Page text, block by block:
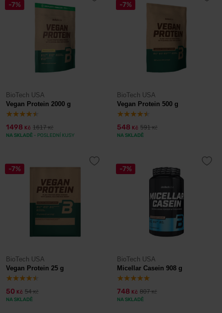
-7%
BioTech USA
Vegan Protein 2000 g
1498 Kč 1617Kč
NA SKLADĚ - POSLEDNÍ KUSY
-7%
BioTech USA
Vegan Protein 500 g
548 Kč 591Kč
NA SKLADĚ
-7%
BioTech USA
Vegan Protein 25 g
50 Kč 54Kč
NA SKLADĚ
-7%
BioTech USA
Micellar Casein 908 g
748 Kč 807Kč
NA SKLADĚ